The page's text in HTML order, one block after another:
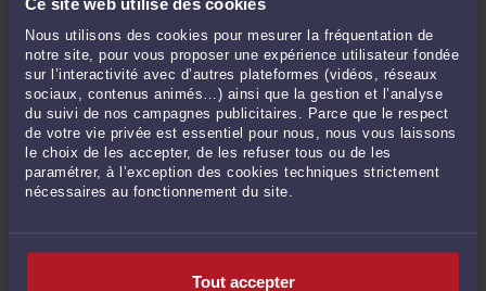
Nous utilisons des cookies pour mesurer la fréquentation de
notre site, pour vous proposer une expérience utilisateur fondée
sur l’interactivité avec d’autres plateformes (vidéos, réseaux
sociaux, contenus animés…) ainsi que la gestion et l’analyse
du suivi de nos campagnes publicitaires. Parce que le respect
de votre vie privée est essentiel pour nous, nous vous laissons
le choix de les accepter, de les refuser tous ou de les
paramétrer, à l’exception des cookies techniques strictement
nécessaires au fonctionnement du site.
Tout accepter
consulter des avis sur des sources indépendantes
éviter tout investissement précipité
refuser toute promesse de rendement garanti
privilégier des acteurs encadrés juridiquement
Ces précautions permettent d’éviter une grande partie des
situations frauduleuses.